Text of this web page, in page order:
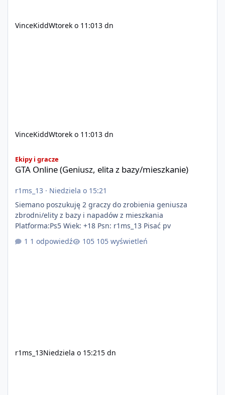
VinceKiddWtorek o 11:013 dn
VinceKiddWtorek o 11:013 dn
Ekipy i gracze
GTA Online (Geniusz, elita z bazy/mieszkanie)
r1ms_13 · Niedziela o 15:21
Siemano poszukuję 2 graczy do zrobienia geniusza
zbrodni/elity z bazy i napadów z mieszkania
Platforma:Ps5 Wiek: +18 Psn: r1ms_13 Pisać pv
1 odpowiedź
105 wyświetleń
r1ms_13Niedziela o 15:215 dn